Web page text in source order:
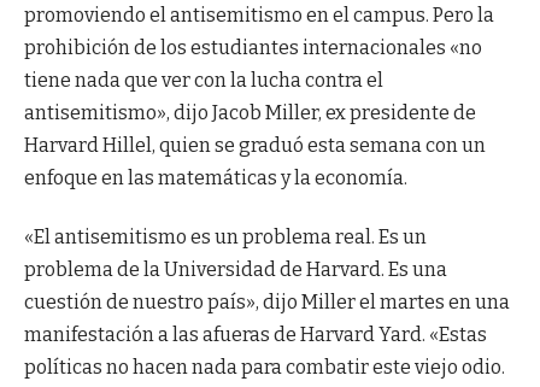
promoviendo el antisemitismo en el campus. Pero la
prohibición de los estudiantes internacionales «no
tiene nada que ver con la lucha contra el
antisemitismo», dijo Jacob Miller, ex presidente de
Harvard Hillel, quien se graduó esta semana con un
enfoque en las matemáticas y la economía.
«El antisemitismo es un problema real. Es un
problema de la Universidad de Harvard. Es una
cuestión de nuestro país», dijo Miller el martes en una
manifestación a las afueras de Harvard Yard. «Estas
políticas no hacen nada para combatir este viejo odio.